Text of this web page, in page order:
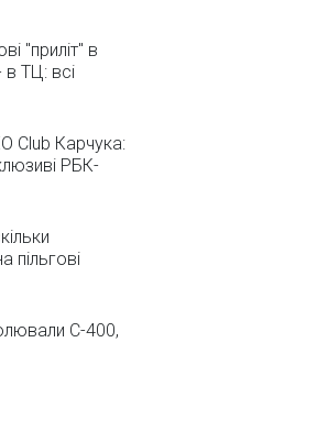
"приліт" в
в ТЦ: всі
Club Карчука:
РБК-
пільгові
С-400,